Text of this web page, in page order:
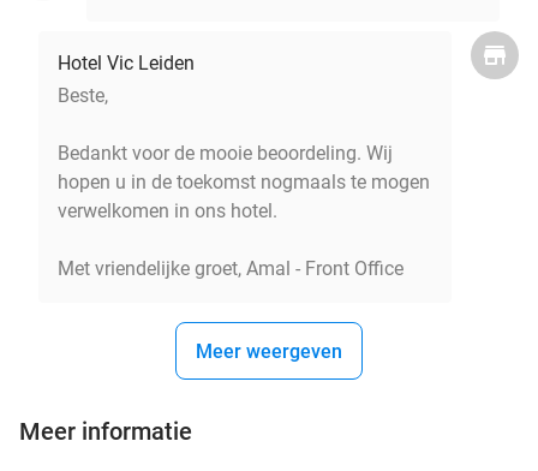
Hotel Vic Leiden
Beste,
Bedankt voor de mooie beoordeling. Wij
hopen u in de toekomst nogmaals te mogen
verwelkomen in ons hotel.
Met vriendelijke groet, Amal - Front Office
Meer weergeven
Meer informatie